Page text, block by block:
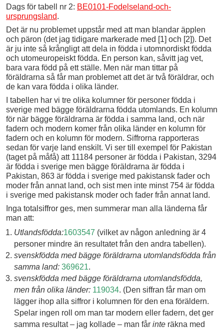
Dags för tabell nr 2: BE0101-Fodelseland-och-
ursprungsland.
Det är nu problemet uppstår med att man blandar äpplen
och päron (det jag tidigare markerade med [1] och [2]). Det
är ju inte så krångligt att dela in födda i utomnordiskt födda
och utomeuropeiskt födda. En person kan, såvitt jag vet,
bara vara född på ett ställe. Men när man tittar på
föräldrarna så får man problemet att det är två föräldrar, och
de kan vara födda i olika länder.
I tabellen har vi tre olika kolumner för personer födda i
sverige med bägge föräldrarna födda utomlands. En kolumn
för när bägge föräldrarna är födda i samma land, och när
fadern och modern komer från olika länder en kolumn för
fadern och en kolumn för modern. Siffrorna rapporteras
sedan för varje land enskilt. Vi ser till exempel för Pakistan
(taget på måfå) att 11184 personer är födda i Pakistan, 3294
är födda i sverige men bägge föräldrarna är födda i
Pakistan, 863 är födda i sverige med pakistansk fader och
moder från annat land, och sist men inte minst 754 är födda
i sverige med pakistansk moder och fader från annat land.
Inga totalsiffror ges, men summerar man alla länderna får
man att:
Utlandsfödda:1603547 (vilket av någon anledning är 4
personer mindre än resultatet från den andra tabellen).
svenskfödda med bägge föräldrarna utomlandsfödda från
samma land: 369621.
svenskfödda med bägge föräldrarna utomlandsfödda,
men från olika länder: 119034. (Den siffran får man om
lägger ihop alla siffror i kolumnen för den ena föräldern.
Spelar ingen roll om man tar modern eller fadern, det ger
samma resultat – jag kollade – man får interäkna med